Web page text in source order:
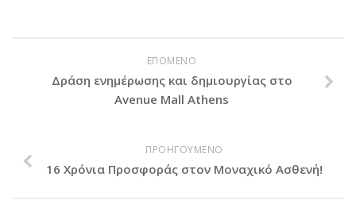
ΕΠΟΜΕΝΟ
Δράση ενημέρωσης και δημιουργίας στο
Avenue Mall Athens
ΠΡΟΗΓΟΥΜΕΝΟ
16 Χρόνια Προσφοράς στον Μοναχικό Ασθενή!